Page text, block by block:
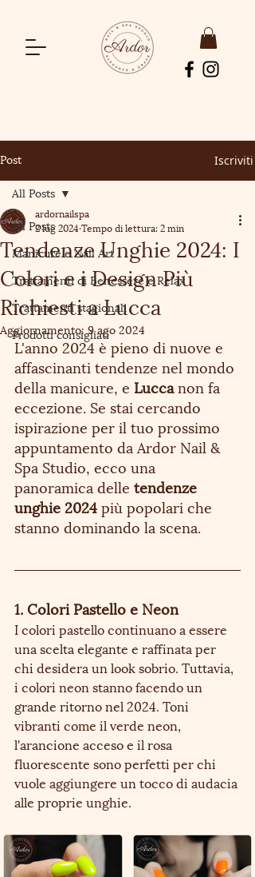
Post Iscriviti
All Posts
Manicure e Nail Art
Trattamenti di Benessere e Relax
Trattamenti stagionali
Prodotti consigliati
All Posts
Tendenze Unghie 2024: I
Colori e i Design Più
Richiesti a Lucca
ardornailspa
2 lug 2024 Tempo di lettura: 2 min
Aggiornamento:9 ago 2024
L'anno 2024 è pieno di nuove e
affascinanti tendenze nel mondo
della manicure, e Lucca non fa
eccezione. Se stai cercando
ispirazione per il tuo prossimo
appuntamento da Ardor Nail &
Spa Studio, ecco una
panoramica delle tendenze
unghie 2024 più popolari che
stanno dominando la scena.
1. Colori Pastello e Neon
I colori pastello continuano a essere
una scelta elegante e raffinata per
chi desidera un look sobrio. Tuttavia,
i colori neon stanno facendo un
grande ritorno nel 2024. Toni
vibranti come il verde neon,
l'arancione acceso e il rosa
fluorescente sono perfetti per chi
vuole aggiungere un tocco di audacia
alle proprie unghie.